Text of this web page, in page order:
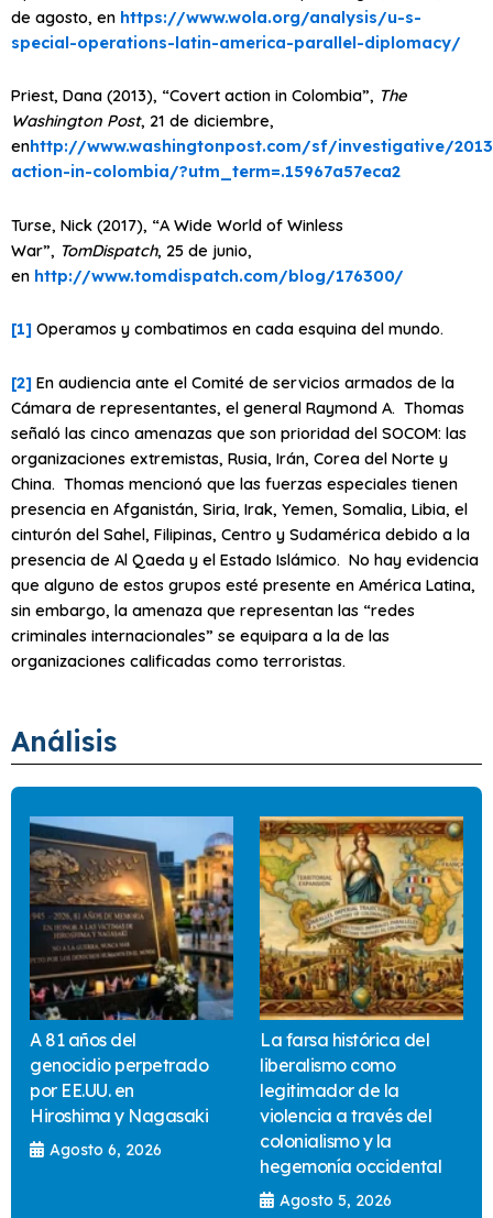
de agosto, en https://www.wola.org/analysis/u-s-
special-operations-latin-america-parallel-diplomacy/
Priest, Dana (2013), “Covert action in Colombia”, The
Washington Post, 21 de diciembre,
enhttp://www.washingtonpost.com/sf/investigative/
action-in-colombia/?utm_term=.15967a57eca2
Turse, Nick (2017), “A Wide World of Winless
War”, TomDispatch, 25 de junio,
en http://www.tomdispatch.com/blog/176300/
[1] Operamos y combatimos en cada esquina del mundo.
[2] En audiencia ante el Comité de servicios armados de la
Cámara de representantes, el general Raymond A. Thomas
señaló las cinco amenazas que son prioridad del SOCOM: las
organizaciones extremistas, Rusia, Irán, Corea del Norte y
China. Thomas mencionó que las fuerzas especiales tienen
presencia en Afganistán, Siria, Irak, Yemen, Somalia, Libia, el
cinturón del Sahel, Filipinas, Centro y Sudamérica debido a la
presencia de Al Qaeda y el Estado Islámico. No hay evidencia
que alguno de estos grupos esté presente en América Latina,
sin embargo, la amenaza que representan las “redes
criminales internacionales” se equipara a la de las
organizaciones calificadas como terroristas.
Análisis
A 81 años del
genocidio perpetrado
por EE.UU. en
Hiroshima y Nagasaki
Agosto 6, 2026
La farsa histórica del
liberalismo como
legitimador de la
violencia a través del
colonialismo y la
hegemonía occidental
Agosto 5, 2026